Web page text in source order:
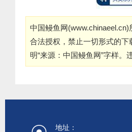
中国鳗鱼网(www.chinaeel.cn)
合法授权，禁止一切形式的
明“来源：中国鳗鱼网”字样
地址：